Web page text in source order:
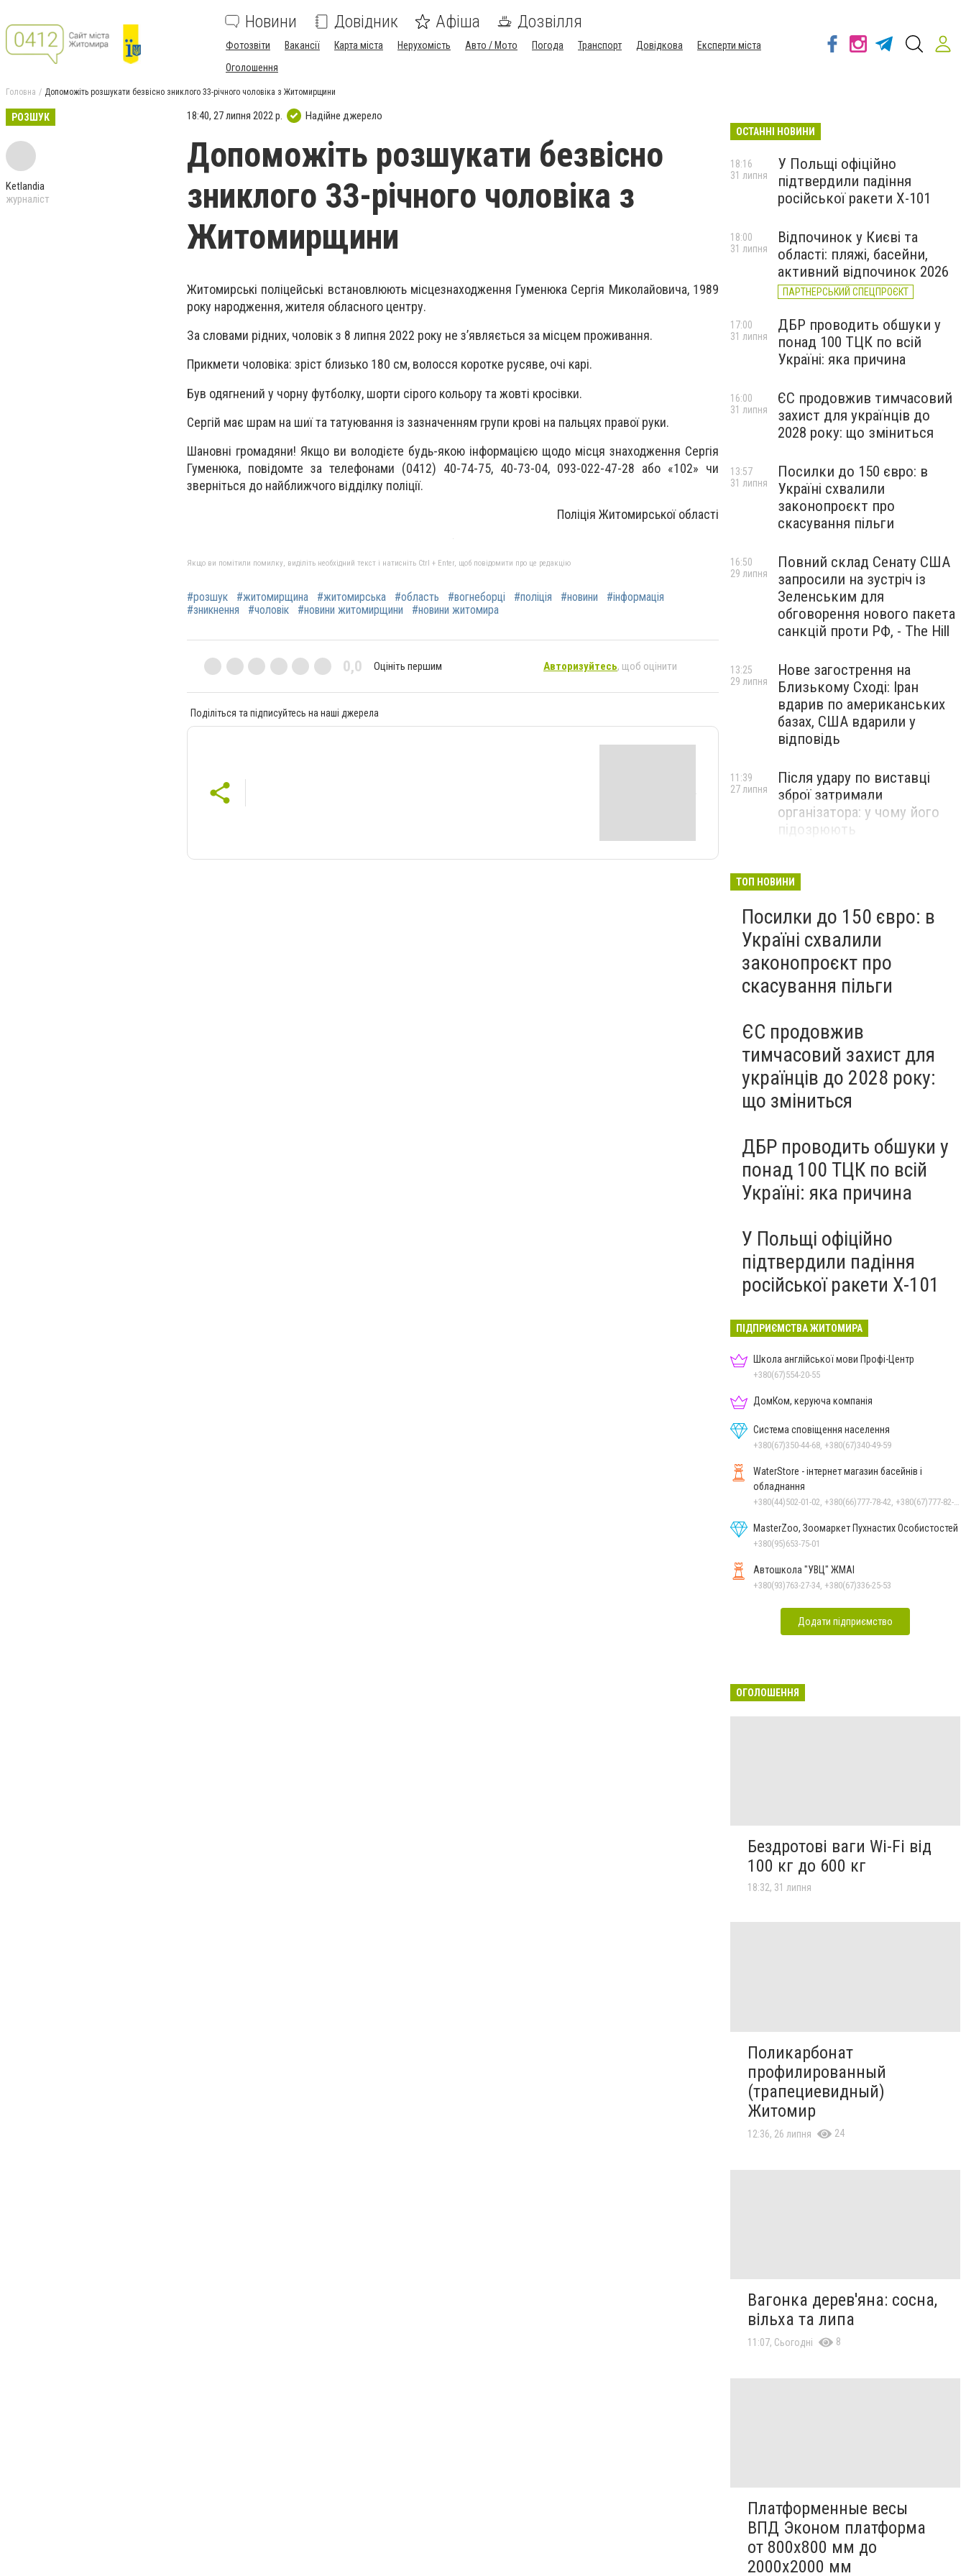
Новини Довідник Афіша Дозвілля
Фотозвіти Вакансії Карта міста Нерухомість Авто / Мото Погода Транспорт Довідкова
Експерти міста
Оголошення
Головна Допоможіть розшукати безвісно зниклого 33-річного чоловіка з Житомирщини
РОЗШУК
Ketlandia
журналіст
18:40, 27 липня 2022 р. Надійне джерело
Допоможіть розшукати безвісно
зниклого 33-річного чоловіка з
Житомирщини
Житомирські поліцейські встановлюють місцезнаходження Гуменюка Сергія Миколайовича, 1989
року народження, жителя обласного центру.
За словами рідних, чоловік з 8 липня 2022 року не з’являється за місцем проживання.
Прикмети чоловіка: зріст близько 180 см, волосся коротке русяве, очі карі.
Був одягнений у чорну футболку, шорти сірого кольору та жовті кросівки.
Сергій має шрам на шиї та татуювання із зазначенням групи крові на пальцях правої руки.
Шановні громадяни! Якщо ви володієте будь-якою інформацією щодо місця знаходження Сергія
Гуменюка, повідомте за телефонами (0412) 40-74-75, 40-73-04, 093-022-47-28 або «102» чи
зверніться до найближчого відділку поліції.
Поліція Житомирської області
Якщо ви помітили помилку, виділіть необхідний текст і натисніть Ctrl + Enter, щоб повідомити про це редакцію
#розшук #житомирщина #житомирська #область #вогнеборці #поліція #новини
#інформація
#зникнення
#чоловік #новини житомирщини #новини житомира
0,0 Оцініть першим Авторизуйтесь, щоб оцінити
Поділіться та підписуйтесь на наші джерела
ОСТАННІ НОВИНИ
У Польщі офіційно
підтвердили падіння
російської ракети Х-101
18:16
31 липня
Відпочинок у Києві та
області: пляжі, басейни,
активний відпочинок 2026
ПАРТНЕРСЬКИЙ СПЕЦПРОЄКТ
18:00
31 липня
ДБР проводить обшуки у
понад 100 ТЦК по всій
Україні: яка причина
17:00
31 липня
ЄС продовжив тимчасовий
захист для українців до
2028 року: що зміниться
16:00
31 липня
Посилки до 150 євро: в
Україні схвалили
законопроєкт про
скасування пільги
13:57
31 липня
Повний склад Сенату США
запросили на зустріч із
Зеленським для
обговорення нового пакета
санкцій проти РФ, - The Hill
16:50
29 липня
Нове загострення на
Близькому Сході: Іран
вдарив по американських
базах, США вдарили у
відповідь
13:25
29 липня
Після удару по виставці
зброї затримали
організатора: у чому його
підозрюють
11:39
27 липня
ТОП НОВИНИ
Посилки до 150 євро: в
Україні схвалили
законопроєкт про
скасування пільги
ЄС продовжив
тимчасовий захист для
українців до 2028 року:
що зміниться
ДБР проводить обшуки у
понад 100 ТЦК по всій
Україні: яка причина
У Польщі офіційно
підтвердили падіння
російської ракети Х-101
ПІДПРИЄМСТВА ЖИТОМИРА
Школа англійської мови Профі-Центр
+380(67)554-20-55
ДомКом, керуюча компанія
Система сповіщення населення
+380(67)350-44-68, +380(67)340-49-59
WaterStore - інтернет магазин басейнів і
обладнання
+380(44)502-01-02, +380(66)777-78-42, +380(67)777-82-19, +380(67)890-80-80, +380(73)890-80-80, +380(44)502-01-03
MasterZoo, Зоомаркет Пухнастих Особистостей
+380(95)653-75-01
Автошкола "УВЦ" ЖМАІ
+380(93)763-27-34, +380(67)336-25-53
Додати підприємство
ОГОЛОШЕННЯ
Бездротові ваги Wi-Fi від
100 кг до 600 кг
18:32, 31 липня
Поликарбонат
профилированный
(трапециевидный)
Житомир
12:36, 26 липня 24
Вагонка дерев'яна: сосна,
вільха та липа
11:07, Сьогодні 8
Платформенные весы
ВПД Эконом платформа
от 800х800 мм до
2000х2000 мм